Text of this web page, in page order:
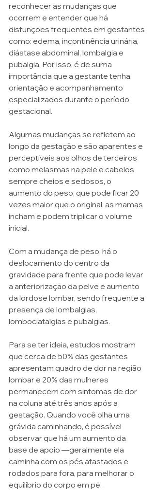
reconhecer as mudanças que
ocorrem e entender que há
disfunções frequentes em gestantes
como: edema, incontinência urinária,
diástase abdominal, lombalgia e
pubalgia. Por isso, é de suma
importância que a gestante tenha
orientação e acompanhamento
especializados durante o período
gestacional.
Algumas mudanças se refletem ao
longo da gestação e são aparentes e
perceptíveis aos olhos de terceiros
como melasmas na pele e cabelos
sempre cheios e sedosos, o
aumento do peso, que pode ficar 20
vezes maior que o original, as mamas
incham e podem triplicar o volume
inicial.
Com a mudança de peso, há o
deslocamento do centro da
gravidade para frente que pode levar
a anteriorização da pelve e aumento
da lordose lombar, sendo frequente a
presença de lombalgias,
lombociatalgias e pubalgias.
Para se ter ideia, estudos mostram
que cerca de 50% das gestantes
apresentam quadro de dor na região
lombar e 20% das mulheres
permanecem com sintomas de dor
na coluna até três anos após a
gestação. Quando você olha uma
grávida caminhando, é possível
observar que há um aumento da
base de apoio —geralmente ela
caminha com os pés afastados e
rodados para fora, para melhorar o
equilíbrio do corpo em pé.